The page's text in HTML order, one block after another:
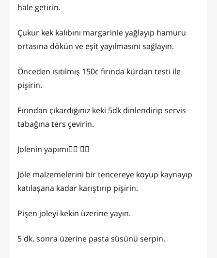
hale getirin.
Çukur kek kalıbını margarinle yağlayıp hamuru
ortasına dökün ve eşit yayılmasını sağlayın.
Önceden ısıtılmış 150c fırında kürdan testi ile
pişirin.
Fırından çıkardığınız keki 5dk dinlendirip servis
tabağına ters çevirin.
Jolenin yapımı👇🏼 👉🏻
Jöle malzemelerini bir tencereye koyup kaynayıp
katılaşana kadar karıştırıp pişirin.
Pişen joleyi kekin üzerine yayın.
5 dk. sonra üzerine pasta süsünü serpin.